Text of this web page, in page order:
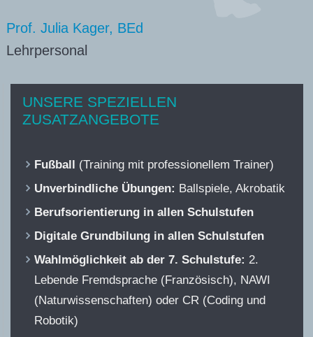
Prof. Julia Kager, BEd
Lehrpersonal
UNSERE SPEZIELLEN
ZUSATZANGEBOTE
Fußball (Training mit professionellem Trainer)
Unverbindliche Übungen: Ballspiele, Akrobatik
Berufsorientierung in allen Schulstufen
Digitale Grundbilung in allen Schulstufen
Wahlmöglichkeit ab der 7. Schulstufe: 2.
Lebende Fremdsprache (Französisch), NAWI
(Naturwissenschaften) oder CR (Coding und
Robotik)